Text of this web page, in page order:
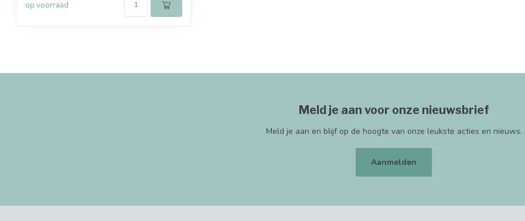
op voorraad
Meld je aan voor onze nieuwsbrief
Meld je aan en blijf op de hoogte van onze leukste acties en nieuws.
Aanmelden